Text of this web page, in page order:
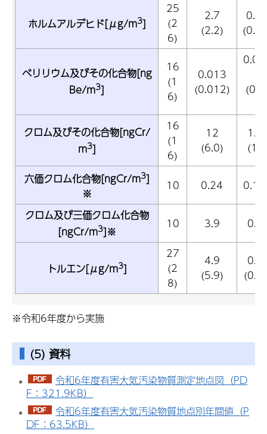
ホルムアルデヒド[μg/m3]
25
(2
6)
2.7
(2.2)
ベリリウム及びその化合物[ng
Be/m3]
16
(1
6)
0.013
(0.012)
クロム及びその化合物[ngCr/
m3]
16
(1
6)
12
(6.0)
1.1
六価クロム化合物[ngCr/m3]
※
10 0.24
クロム及び三価クロム化合物
[ngCr/m3]※
10 3.9
トルエン[μg/m3]
27
(2
8)
4.9
(5.9)
※令和6年度から実施
(5) 資料
令和6年度有害大気汚染物質測定地点図（PD
F：321.9KB）
令和6年度有害大気汚染物質地点別年間値（P
DF：63.5KB）